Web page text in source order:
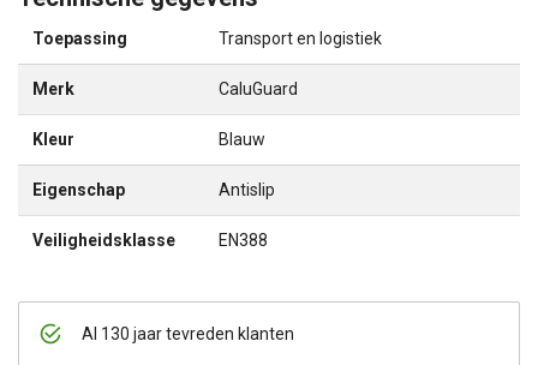
Al 130 jaar tevreden klanten
Toepassing Transport en logistiek
Merk CaluGuard
Kleur Blauw
Eigenschap Antislip
Veiligheidsklasse EN388